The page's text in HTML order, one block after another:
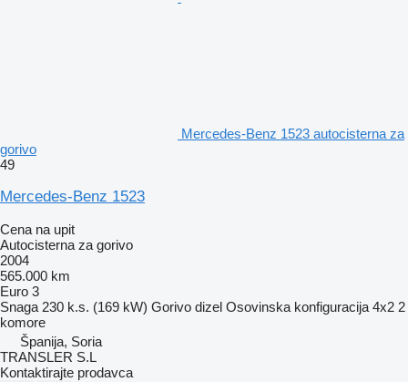
Mercedes-Benz 1523 autocisterna za
gorivo
49
Mercedes-Benz 1523
Cena na upit
Autocisterna za gorivo
2004
565.000 km
Euro 3
Snaga 230 k.s. (169 kW) Gorivo dizel Osovinska konfiguracija 4x2 2
komore
Španija, Soria
TRANSLER S.L
Kontaktirajte prodavca